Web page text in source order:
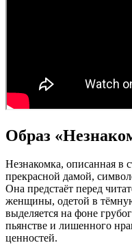
Образ
Незнакомка, описанная в
прекрасной дамой,
Она предстаёт перед
женщины, одетой в
выделяется на фоне
пьянстве и лишенного
ценностей.